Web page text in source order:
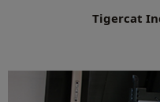
Tigercat